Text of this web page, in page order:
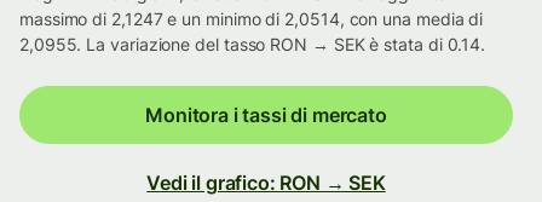
massimo di 2,1247 e un minimo di 2,0514, con una media di
2,0955. La variazione del tasso RON → SEK è stata di 0.14.
Monitora i tassi di mercato
Vedi il grafico: RON → SEK